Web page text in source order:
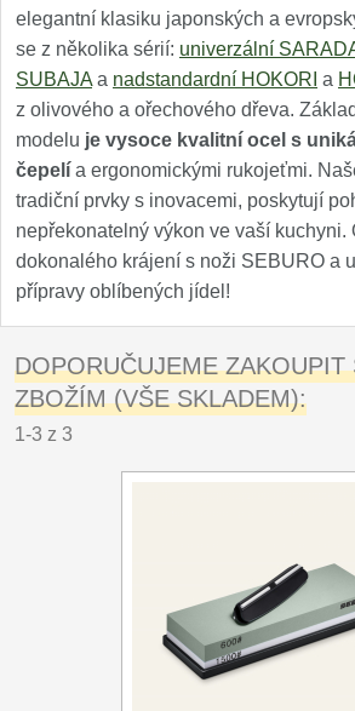
elegantní klasiku japonských a
se z několika sérií: univerzální
SUBAJA a nadstandardní HOKORI a
z olivového a ořechového dřeva.
modelu je vysoce kvalitní ocel s
čepelí a ergonomickými rukojeťmi.
tradiční prvky s inovacemi, poskytují
nepřekonatelný výkon ve vaší kuchyni.
dokonalého krájení s noži SEBURO a
přípravy oblíbených jídel!
DOPORUČUJEME ZAKOUPIT
ZBOŽÍM (VŠE SKLADEM):
1-3 z 3